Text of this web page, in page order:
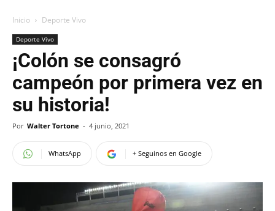
Inicio Deporte Vivo
Deporte Vivo
¡Colón se consagró
campeón por primera vez en
su historia!
Por Walter Tortone - 4 junio, 2021
WhatsApp + Seguinos en Google